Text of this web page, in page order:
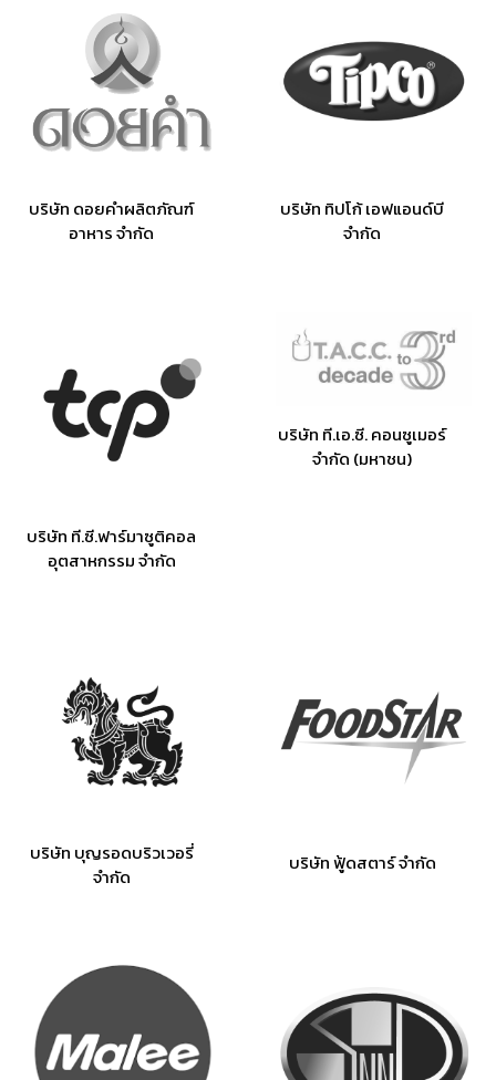
บริษัท ดอยคำผลิตภัณฑ์
อาหาร จำกัด
บริษัท ทิปโก้ เอฟแอนด์บี
จำกัด
บริษัท ที.ซี.ฟาร์มาซูติคอล
อุตสาหกรรม จำกัด
บริษัท ที.เอ.ซี. คอนซูเมอร์
จำกัด (มหาชน)
บริษัท บุญรอดบริวเวอรี่
จำกัด
บริษัท ฟู้ดสตาร์ จำกัด